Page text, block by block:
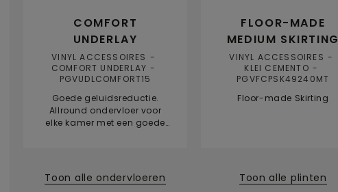
COMFORT
UNDERLAY
VINYL ACCESSOIRES
COMFORT UNDERLAY
PGVUDLCOMFORT15
Goede geluidsreductie.
Allround ondervloer voor
elke kamer met een goede
Toon alle ondervloeren
FLOOR-MADE
MEDIUM SKIRTING
VINYL ACCESSOIRES
KLEI CEMENTO
PGVFCPSK49240MT
Floor-made Skirting
Toon alle plinten